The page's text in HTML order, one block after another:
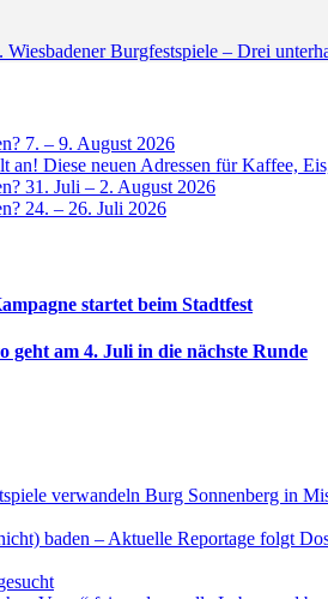
Burgfestspiele – Drei
7. – 9. August 2026
Diese neuen Adressen für Kaffee,
31. Juli – 2. August 2026
24. – 26. Juli 2026
startet beim Stadtfest
geht am 4. Juli in die nächste Runde